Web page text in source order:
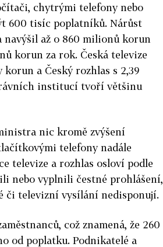
chytrými telefony nebo
600 tisíc poplatníků. Nárůst
až o 860 milionů korun
korun za rok. Česká televize
a Český rozhlas s 2,39
institucí tvoří většinu
nic kromě zvýšení
telefony nadále
televize a rozhlas osloví podle
nebo vyplnili čestné prohlášení,
či televizní vysílání nedisponují.
což znamená, že 260
od poplatku. Podnikatelé a